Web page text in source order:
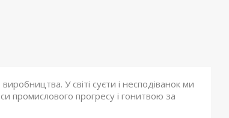
У світі суєти і несподіванок ми
промислового прогресу і гонитвою за